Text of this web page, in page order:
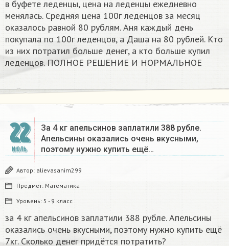
в буфете леденцы, цена на леденцы ежедневно
менялась. Средняя цена 100г леденцов за месяц
оказалось равной 80 рублям. Аня каждый день
покупала по 100г леденцов, а Даша на 80 рублей. Кто
из них потратил больше денег, а кто больше купил
леденцов. ПОЛНОЕ РЕШЕНИЕ И НОРМАЛЬНОЕ
22
ИЮЛЬ
За 4 кг апельсинов заплатили 388 рубле.
Апельсины оказались очень вкусными,
поэтому нужно купить ещё…
Автор: alievasanim299
Предмет: Математика
Уровень: 5 - 9 класс
за 4 кг апельсинов заплатили 388 рубле. Апельсины
оказались очень вкусными, поэтому нужно купить ещё
7кг. Сколько денег придётся потратить? ​